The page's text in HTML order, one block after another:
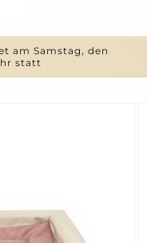
am Samstag, den
statt